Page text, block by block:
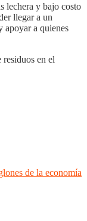
lechera y bajo costo
llegar a un
apoyar a quienes
en el
de la economía